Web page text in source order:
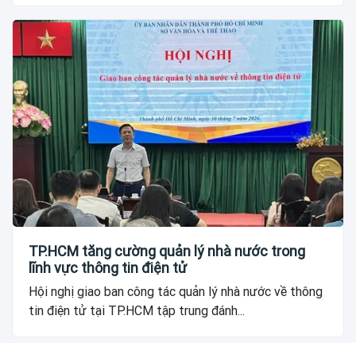
TP.HCM tăng cường quản lý nhà nước trong
lĩnh vực thông tin điện tử
Hội nghị giao ban công tác quản lý nhà nước về thông
tin điện tử tại TP.HCM tập trung đánh...